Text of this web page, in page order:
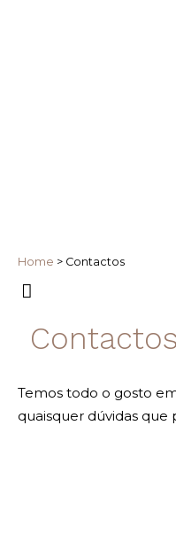
Home > Contactos
Contactos
Temos todo o gosto
quaisquer dúvidas que